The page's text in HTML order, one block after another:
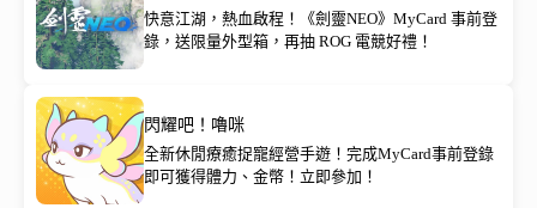
快意江湖，熱血啟程！《劍靈NEO》MyCard 事前登
錄，送限量外型箱，再抽 ROG 電競好禮！
閃耀吧！嚕咪
全新休閒療癒捉寵經營手遊！完成MyCard事前登錄
即可獲得體力、金幣！立即參加！